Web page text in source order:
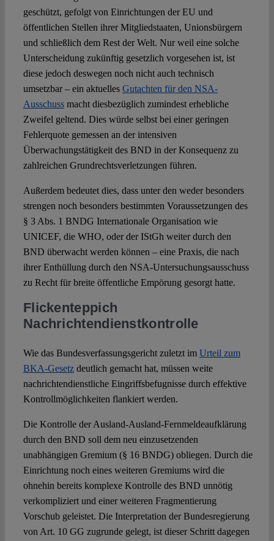
geschützt, gefolgt von Einrichtungen der EU und
öffentlichen Stellen ihrer Mitgliedstaaten, Unionsbürgern
und schließlich dem Rest der Welt. Nur weil eine solche
Unterscheidung zukünftig gesetzlich vorgesehen ist, ist
diese jedoch deswegen noch nicht auch technisch
umsetzbar – ein aktuelles Gutachten für den NSA-
Ausschussmacht diesbezüglich zumindest erhebliche
Zweifel geltend. Dies würde selbst bei einer geringen
Fehlerquote gemessen an der intensiven
Überwachungstätigkeit des BND in der Konsequenz zu
zahlreichen Grundrechtsverletzungen führen.
Außerdem bedeutet dies, dass unter den weder besonders
strengen noch besonders bestimmten Voraussetzungen des
§ 3 Abs. 1 BNDG Internationale Organisation wie
UNICEF, die WHO, oder der IStGh weiter durch den
BND überwacht werden können – eine Praxis, die nach
ihrer Enthüllung durch den NSA-Untersuchungsausschuss
zu Recht für breite öffentliche Empörung gesorgt hatte.
Flickenteppich
Nachrichtendienstkontrolle
Wie das Bundesverfassungsgericht zuletzt im Urteil zum
BKA-Gesetzdeutlich gemacht hat, müssen weite
nachrichtendienstliche Eingriffsbefugnisse durch effektive
Kontrollmöglichkeiten flankiert werden.
Die Kontrolle der Ausland-Ausland-Fernmeldeaufklärung
durch den BND soll dem neu einzusetzenden
unabhängigen Gremium (§ 16 BNDG) obliegen. Durch die
Einrichtung noch eines weiteren Gremiums wird die
ohnehin bereits komplexe Kontrolle des BND unnötig
verkompliziert und einer weiteren Fragmentierung
Vorschub geleistet. Die Interpretation der Bundesregierung
von Art. 10 GG zugrunde gelegt, ist dieser Schritt dagegen